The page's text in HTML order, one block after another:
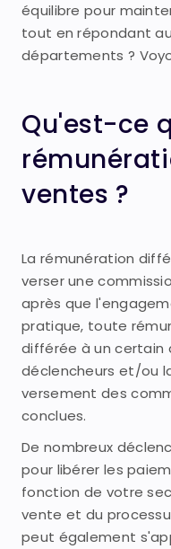
équilibre pour
tout en répondant
départements ?
Qu'est-ce
ventes ?
La rémunération
verser une
après que
pratique, toute
différée à un certain
déclencheurs et/ou
versement des
conclues.
De nombreux
pour libérer les
fonction de votre
vente et du
peut également